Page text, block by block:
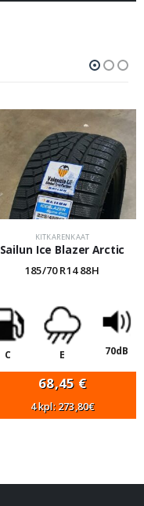
KITKARENKAAT
Sailun Ice Blazer Arctic
185/70 R14 88H
C E 70dB
68,45 €
4 kpl: 273,80€